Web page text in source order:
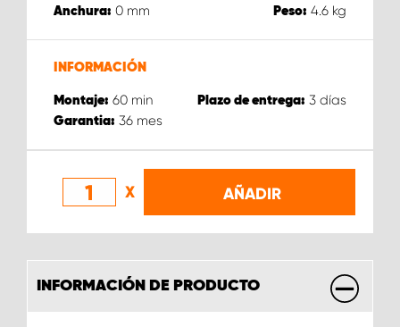
Anchura: 0 mm Peso: 4.6 kg
INFORMACIÓN
Montaje: 60 min Plazo de entrega: 3 días
Garantia: 36 mes
X AÑADIR
INFORMACIÓN DE PRODUCTO